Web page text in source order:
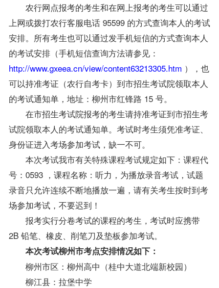
农行网点报考的考生和在网上报考的考生可以通过
上网或拨打农行客服电话 95599 的方式查询本人的考试
安排。所有考生也可以通过发手机短信的方式查询本人
的考试安排（手机短信查询方法请参见：
http://www.gxeea.cn/view/content63213305.htm ），也
可以持准考证（农行自考卡）到市招生考试院领取本人
的考试通知单，地址：柳州市红锋路 15 号。
在市招生考试院报考的考生请持准考证到市招生考
试院领取本人的考试通知单。考试时考生须凭准考证、
身份证进入考场参加考试，缺一不可。
本次考试我市有关特殊课程考试规定如下：课程代
号：0593 ，课程名称：听力，为播放录音考试， 试题
录音只允许连续不断地播放一遍，请有关考生按时到考
场参加考试，不要迟到！
报考实行分卷考试的课程的考生，考试时应携带
2B 铅笔、橡皮、削笔刀及垫板参加考试。
本次考试柳州市考点安排情况如下：
柳州市区：柳州高中（桂中大道北端新校园）
柳江县：拉堡中学